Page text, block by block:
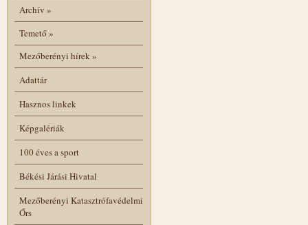
Archív »
Temető»
Mezőberényi hírek»
Adattár
Hasznos linkek
Képgalériák
100 éves a sport
Békési Járási Hivatal
Mezőberényi Katasztrófavédelmi
Őrs